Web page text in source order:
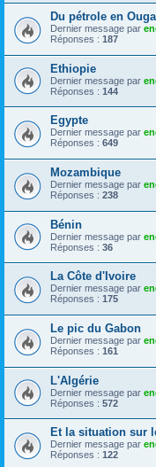
Du pétrole en
Dernier message par
Réponses : 187
Ethiopie
Dernier message par
Réponses : 144
Egypte
Dernier message par
Réponses : 649
Mozambique
Dernier message par
Réponses : 238
Bénin
Dernier message par
Réponses : 36
La Côte d'Ivoire
Dernier message par
Réponses : 175
Le pic du Gabon
Dernier message par
Réponses : 161
L'Algérie
Dernier message par
Réponses : 572
Et la situation sur
Dernier message par
Réponses : 122